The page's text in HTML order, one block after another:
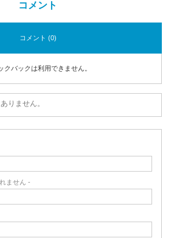
コメント
コメント (0)
クバックは利用できません。
りません。
ません -